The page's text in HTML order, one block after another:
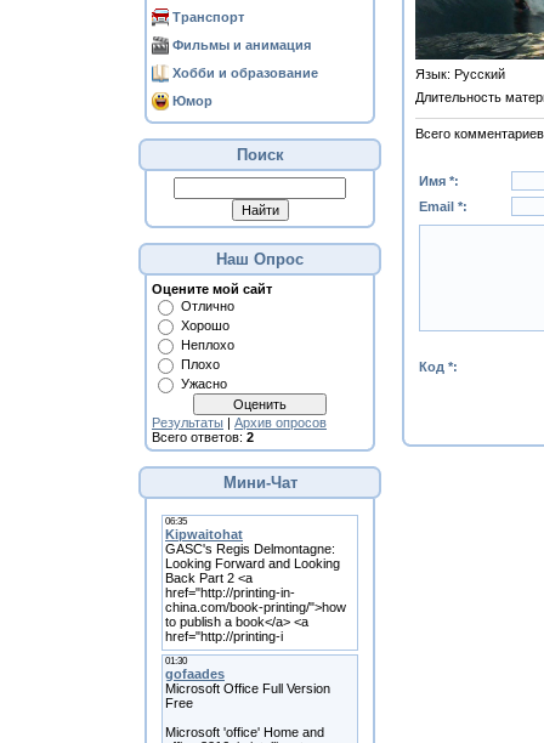
Транспорт
Фильмы и анимация
Хобби и образование
Юмор
Поиск
Наш Опрос
Оцените мой сайт
Отлично
Хорошо
Неплохо
Плохо
Ужасно
Результаты | Архив опросов
Всего ответов: 2
Мини-Чат
Язык: Русский
Длительность
Всего комментариев
Имя *:
Email *:
Код *: